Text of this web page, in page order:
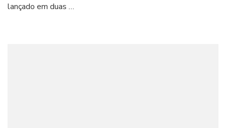
lançado em duas …